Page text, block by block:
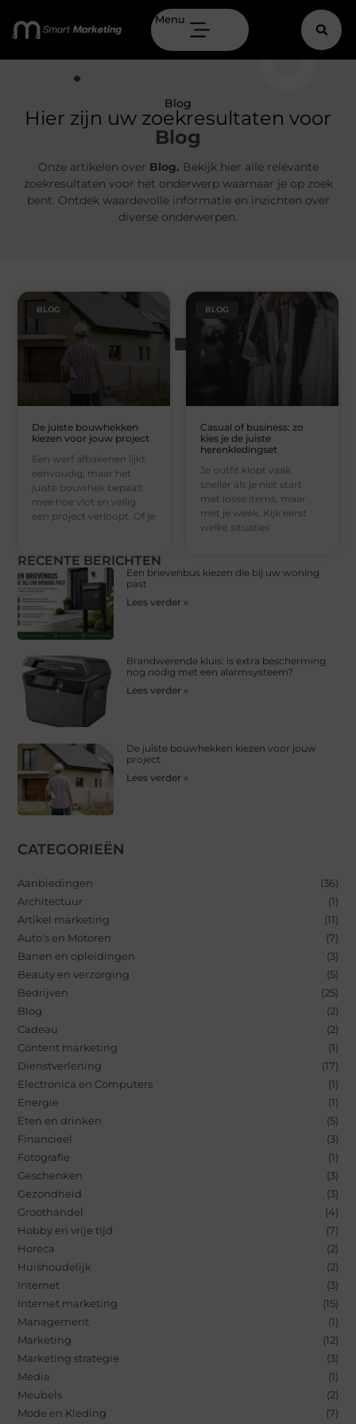
Menu
Blog
Hier zijn uw zoekresultaten voor
Blog
Onze artikelen over Blog. Bekijk hier alle relevante
zoekresultaten voor het onderwerp waarnaar je op zoek
bent. Ontdek waardevolle informatie en inzichten over
diverse onderwerpen.
BLOG
De juiste bouwhekken
kiezen voor jouw project
Een werf afbakenen lijkt
eenvoudig, maar het
juiste bouwhek bepaalt
mee hoe vlot en veilig
een project verloopt. Of je
BLOG
Casual of business: zo
kies je de juiste
herenkledingset
Je outfit klopt vaak
sneller als je niet start
met losse items, maar
met je week. Kijk eerst
welke situaties
RECENTE BERICHTEN
Een brievenbus kiezen die bij uw woning
past
Lees verder »
Brandwerende kluis: is extra bescherming
nog nodig met een alarmsysteem?
Lees verder »
De juiste bouwhekken kiezen voor jouw
project
Lees verder »
CATEGORIEËN
Aanbiedingen
(36)
Architectuur
(1)
Artikel marketing
(11)
Auto's en Motoren
(7)
Banen en opleidingen
(3)
Beauty en verzorging
(5)
Bedrijven
(25)
Blog
(2)
Cadeau
(2)
Content marketing
(1)
Dienstverlening
(17)
Electronica en Computers
(1)
Energie
(1)
Eten en drinken
(5)
Financieel
(3)
Fotografie
(1)
Geschenken
(3)
Gezondheid
(3)
Groothandel
(4)
Hobby en vrije tijd
(7)
Horeca
(2)
Huishoudelijk
(2)
Internet
(3)
Internet marketing
(15)
Management
(1)
Marketing
(12)
Marketing strategie
(3)
Media
(1)
Meubels
(2)
Mode en Kleding
(7)